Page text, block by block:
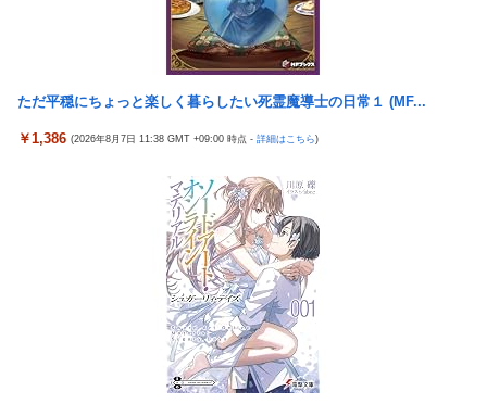
てなかった。」←これ
韓国の人気コーヒーチェーン「ペクスダバン」が日本初上陸→東
京・新橋に１号店オープン
激混みのはずの東京駅で鍵が空いているコインロッカーが散見、
【画像】台湾とフランス、地震発生から6時間以内に設置した
「避難所」がこちらｗｗｗｗ
【悲報】息子がみいちゃんのママ、限界を迎える「もう無理。普
通の家庭を築きたい。普通の子育てをしたい。」
【悲報】エアコン業者、正論「エアコンスプレーなんて使わない
【胸糞】Zクソガキ、おばあちゃんをいじめて炎上するｗｗｗｗ
「ラッキー」と思って中を確認してみると……
秋田県職員さん、会見をバスローブ＆喫煙スタイルで対応してし
高配当をうたった「みんなで大家さん」→実態は2881億円の債務
超過
久保建英超え歴代2位の記録！3得点に絡む活躍で海外絶賛！【海
日本代表DF冨安健洋の英プレミア・クリスタルパレス加入が正式
決定 鎌田大地とチームメイトに
【懐古】5号機の時って面白いA+ARTがたくさんあって楽しかっ
【朗報】「eF機動戦士ガンダムSEEDクライマックス」導入記
念、このホール打ちたいキャンペーンが始まる。当たりやすい状
ただ平穏にちょっと楽しく暮らしたい死霊魔導士の日常１ (MF...
￥1,386 (2026年8月7日 11:38 GMT +09:00 時点 - 詳細はこちら)